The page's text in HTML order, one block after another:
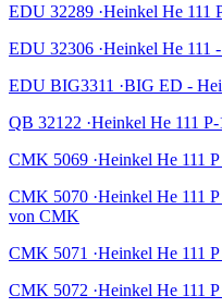
EDU 32289 ·Heinkel He 111
EDU 32306 ·Heinkel He 111
EDU BIG3311 ·BIG ED -
QB 32122 ·Heinkel He 111
CMK 5069 ·Heinkel He 111
CMK 5070 ·Heinkel He 111
von CMK
CMK 5071 ·Heinkel He 111
CMK 5072 ·Heinkel He 111